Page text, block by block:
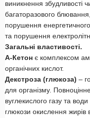
виникнення збудливості чи
багаторазового
порушення
та порушення
Загальні властивості.
А-Кетон є комплексом
органічних кислот.
Декстроза (глюкоза) –
для організму.
вуглекислого газу та
глюкози окислення жирів